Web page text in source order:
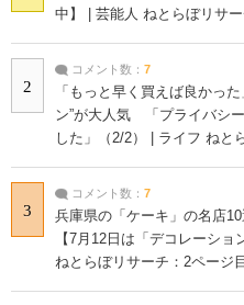
中】 | 芸能人 ねとらぼリサ
2
コメント数： 7
「もっと早く買えば良かっ
ン”が大人気 「プライバシ
した」（2/2） | ライフ ねと
3
コメント数： 7
兵庫県の「ケーキ」の名店
【7月12日は「デコレーシ
ねとらぼリサーチ：2ページ目